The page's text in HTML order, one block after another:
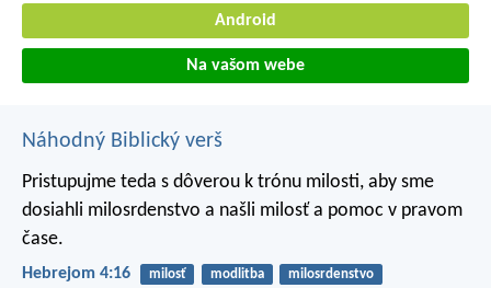
Android
Na vašom webe
Náhodný Biblický verš
Pristupujme teda s dôverou k trónu milosti, aby sme
dosiahli milosrdenstvo a našli milosť a pomoc v pravom
čase.
Hebrejom 4:16 milosť modlitba milosrdenstvo